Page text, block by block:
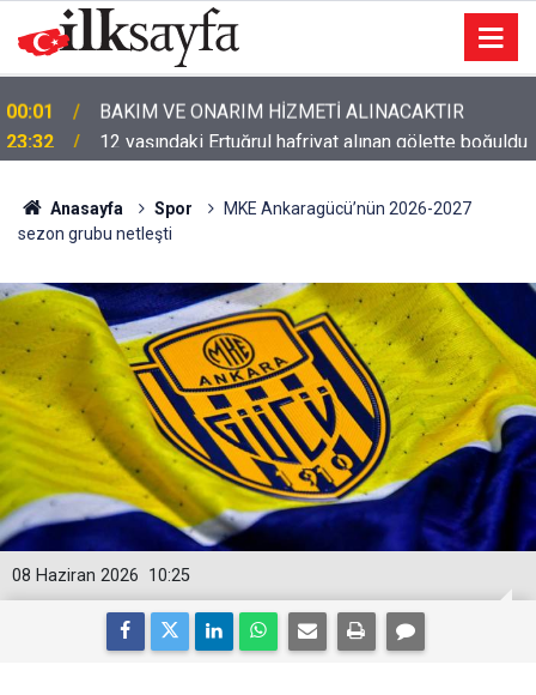
23:32 12 yaşındaki Ertuğrul hafriyat alınan gölette boğuldu
Anasayfa Spor
MKE Ankaragücü’nün 2026-2027
sezon grubu netleşti
10:25
08 Haziran 2026